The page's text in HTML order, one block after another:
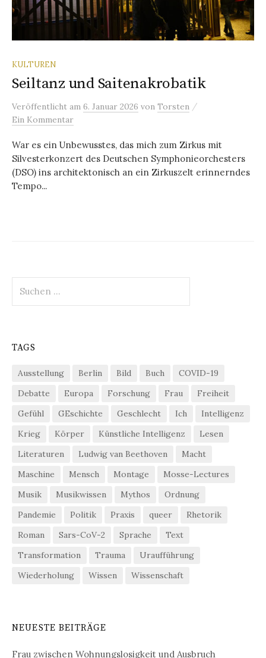
KULTUREN
Seiltanz und Saitenakrobatik
Veröffentlicht am 6. Januar 2026 von Torsten /
Ein Kommentar
War es ein Unbewusstes, das mich zum Zirkus mit
Silvesterkonzert des Deutschen Symphonieorchesters
(DSO) ins architektonisch an ein Zirkuszelt erinnerndes
Tempo...
nach:
TAGS
Ausstellung Berlin Bild Buch
COVID-19
Debatte
Europa Forschung Frau
Freiheit
Gefühl
GEschichte Geschlecht Ich
Intelligenz
Krieg
Körper Künstliche Intelligenz
Lesen
Literaturen
Ludwig van Beethoven
Macht
Maschine
Mensch Montage
Mosse-Lectures
Musik
Musikwissen Mythos
Ordnung
Pandemie
Politik Praxis queer
Rhetorik
Roman
Sars-CoV-2 Sprache
Text
Transformation
Trauma
Uraufführung
Wiederholung
Wissen Wissenschaft
NEUESTE BEITRÄGE
Frau zwischen Wohnungslosigkeit und Ausbruch